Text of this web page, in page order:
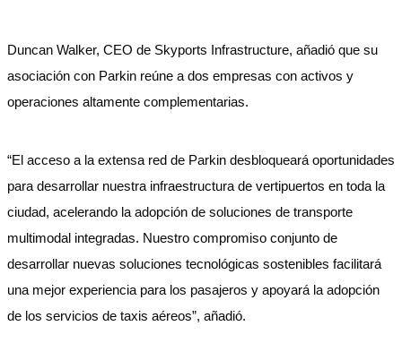
Duncan Walker, CEO de Skyports Infrastructure, añadió que su
asociación con Parkin reúne a dos empresas con activos y
operaciones altamente complementarias.
“El acceso a la extensa red de Parkin desbloqueará oportunidades
para desarrollar nuestra infraestructura de vertipuertos en toda la
ciudad, acelerando la adopción de soluciones de transporte
multimodal integradas. Nuestro compromiso conjunto de
desarrollar nuevas soluciones tecnológicas sostenibles facilitará
una mejor experiencia para los pasajeros y apoyará la adopción
de los servicios de taxis aéreos”, añadió.